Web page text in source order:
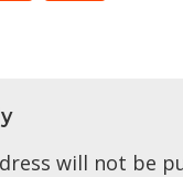
will not be